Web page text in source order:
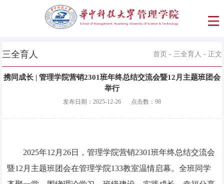
三全育人 首页 - 三全育人 - 正文
携同成长 | 管理学院营销2301班年终总结交流会暨12月主题班团会
举行
发布日期： 2025-12-26 点击数： 98
2025年12月26日，管理学院营销2301班年终总结交流会
暨12月主题班团会在管理学院133教室温情启幕。全班同学